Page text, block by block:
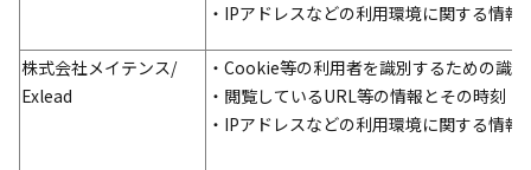
・IPアドレスなどの利用環境に関する情報
株式会社メイテンス/
Exlead
・Cookie等の利用者を識別するための識
・閲覧しているURL等の情報とその時刻
・IPアドレスなどの利用環境に関する情報